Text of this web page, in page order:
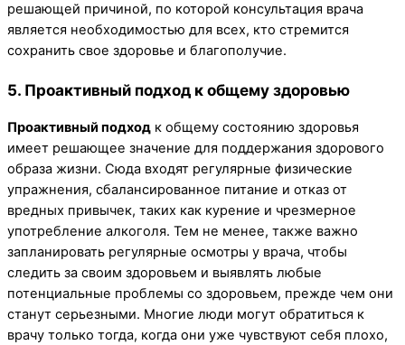
решающей причиной, по которой консультация врача
является необходимостью для всех, кто стремится
сохранить свое здоровье и благополучие.
5. Проактивный подход к общему здоровью
Проактивный подход к общему состоянию здоровья
имеет решающее значение для поддержания здорового
образа жизни. Сюда входят регулярные физические
упражнения, сбалансированное питание и отказ от
вредных привычек, таких как курение и чрезмерное
употребление алкоголя. Тем не менее, также важно
запланировать регулярные осмотры у врача, чтобы
следить за своим здоровьем и выявлять любые
потенциальные проблемы со здоровьем, прежде чем они
станут серьезными. Многие люди могут обратиться к
врачу только тогда, когда они уже чувствуют себя плохо,